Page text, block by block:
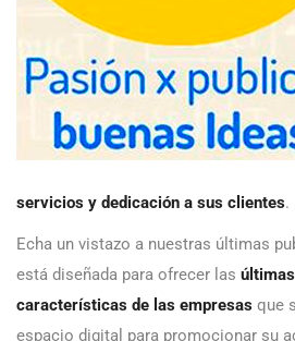
servicios y dedicación a sus clientes.
Echa un vistazo a nuestras últimas
está diseñada para ofrecer las
características de las empresas que
espacio digital para promocionar su